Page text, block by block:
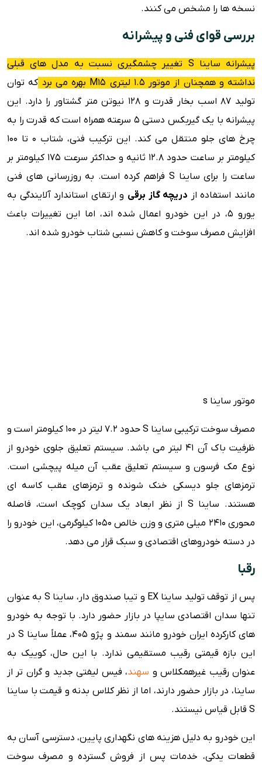
نسخه ها را مشخص می کنند.
بررسی قوای فنی و پیشرانه
پیشرانه ساینا S تغییر چشمگیری نسبت به مدل های قبلی
نداشته و همچنان از موتور ۱.۵ لیتری M15 بهره می برد
که توان
تولید ۸۷ اسب بخار قدرت و ۱۲۸ نیوتن متر گشتاور را دارد. این
پیشرانه با یک گیربکس دستی ۵ سرعته همراه است که قدرت را به
چرخ های جلو منتقل می کند. این ترکیب فنی، شتاب ۰ تا ۱۰۰
کیلومتر بر ساعت حدود ۱۲.۸ ثانیه و حداکثر سرعت ۱۷۵ کیلومتر بر
ساعت را برای ساینا S فراهم کرده است. به روزرسانی های فنی
مانند استفاده از دریچه گاز برقی و ارتقای استاندارد آلایندگی به
یورو ۵، در این خودرو اعمال شده اند، اما این تغییرات باعث
افزایش مصرف سوخت و کاهش نسبی شتاب خودرو شده اند.
موتور ساینا s
مصرف سوخت ترکیبی ساینا S حدود ۷.۲ لیتر در ۱۰۰ کیلومتر است و
ظرفیت باک آن ۴۱ لیتر می باشد. سیستم تعلیق جلوی خودرو از
نوع مک فرسون و سیستم تعلیق عقب آن میله پیچشی است.
ترمزهای جلو دیسکی خنک شونده و ترمزهای عقب کاسه ای
هستند. ساینا S از نظر ابعاد یک سدان کوچک است، فاصله
محوری ۲۴۱۰ میلی متری و وزن خالص ۱۰۵۰ کیلوگرمی، این خودرو را
در دسته خودروهای اقتصادی و سبک قرار می دهد.
رقبا
پس از توقف تولید ساینا EX و تیبا صندوق دار، ساینا S به عنوان
تنها سدان اقتصادی سایپا در بازار حضور دارد. با توجه به خودرو
های کارکرده ایران خودرو مانند سمند و پژو ۴۰۵، عملاً ساینا S در
این بازه قیمتی رقیب مستقیمی ندارد. با این حال، کوییک به
عنوان رقیب غیرهمکلاس و سهند، فیس لیفتی جدید و گران تر از
ساینا، در بازار حضور دارند، اما از نظر کلاس بدنه و قیمت با ساینا
S قابل قیاس نیستند.
این خودرو به دلیل هزینه های نگهداری پایین، دسترسی آسان به
قطعات یدکی، خدمات پس از فروش گسترده و مصرف سوخت